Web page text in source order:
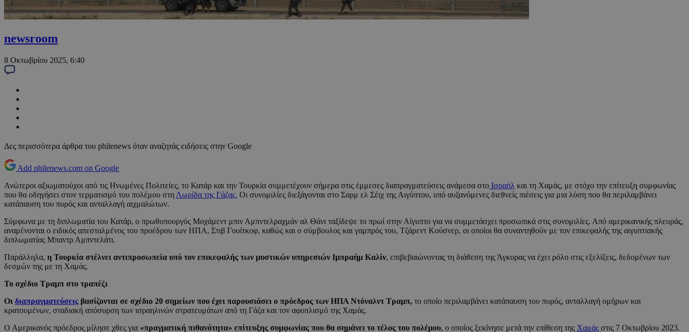
newsroom
8 Οκτωβρίου 2025, 6:40
Δες περισσότερα άρθρα του philenews όταν αναζητάς ειδήσεις στην Google
Add philenews.com on Google
Ανώτεροι αξιωματούχοι από τις Ηνωμένες Πολιτείες, το Κατάρ και την Τουρκία συμμετέχουν σήμερα στις έμμεσες διαπραγματεύσεις ανάμεσα στο Ισραήλ και τη Χαμάς, με στόχο την επίτευξη συμφωνίας
που θα οδηγήσει στον τερματισμό του πολέμου στη Λωρίδα της Γάζας. Οι συνομιλίες διεξάγονται στο Σαρμ ελ Σέιχ της Αιγύπτου, υπό αυξανόμενες διεθνείς πιέσεις για μια λύση που θα περιλαμβάνει
κατάπαυση του πυρός και ανταλλαγή αιχμαλώτων.
Σύμφωνα με τη διπλωματία του Κατάρ, ο πρωθυπουργός Μοχάμεντ μπιν Αμπντελραχμάν αλ Θάνι ταξίδεψε το πρωί στην Αίγυπτο για να συμμετάσχει προσωπικά στις συνομιλίες. Από αμερικανικής πλευράς,
αναμένονται ο ειδικός απεσταλμένος του προέδρου των ΗΠΑ, Στιβ Γουίτκοφ, καθώς και ο σύμβουλος και γαμπρός του, Τζάρεντ Κούσνερ, οι οποίοι θα συναντηθούν με τον επικεφαλής της αιγυπτιακής
διπλωματίας Μπαντρ Αμπντελάτι.
Παράλληλα, η Τουρκία στέλνει αντιπροσωπεία υπό τον επικεφαλής των μυστικών υπηρεσιών Ιμπραήμ Καλίν, επιβεβαιώνοντας τη διάθεση της Άγκυρας να έχει ρόλο στις εξελίξεις, δεδομένων των
δεσμών της με τη Χαμάς.
Το σχέδιο Τραμπ στο τραπέζι
Οι διαπραγματεύσεις βασίζονται σε σχέδιο 20 σημείων που έχει παρουσιάσει ο πρόεδρος των ΗΠΑ Ντόναλντ Τραμπ, το οποίο περιλαμβάνει κατάπαυση του πυρός, ανταλλαγή ομήρων και
κρατουμένων, σταδιακή απόσυρση των ισραηλινών στρατευμάτων από τη Γάζα και τον αφοπλισμό της Χαμάς.
Ο Αμερικανός πρόεδρος μίλησε χθες για «πραγματική πιθανότητα» επίτευξης συμφωνίας που θα σημάνει το τέλος του πολέμου, ο οποίος ξεκίνησε μετά την επίθεση της Χαμάς στις 7 Οκτωβρίου 2023.